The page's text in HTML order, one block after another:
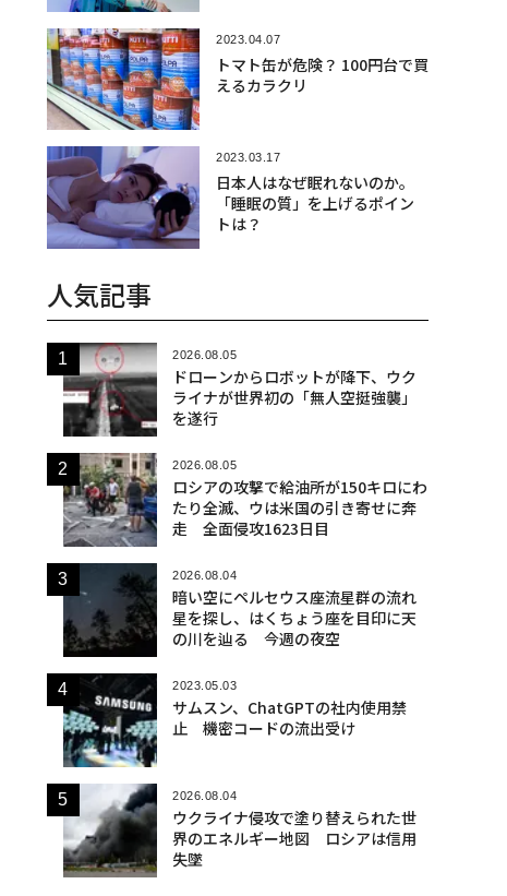
2023.04.07
トマト缶が危険？ 100円台で買
えるカラクリ
2023.03.17
日本人はなぜ眠れないのか。
「睡眠の質」を上げるポイン
トは？
人気記事
2026.08.05
ドローンからロボットが降下、ウク
ライナが世界初の「無人空挺強襲」
を遂行
2026.08.05
ロシアの攻撃で給油所が150キロにわ
たり全滅、ウは米国の引き寄せに奔
走 全面侵攻1623日目
2026.08.04
暗い空にペルセウス座流星群の流れ
星を探し、はくちょう座を目印に天
の川を辿る 今週の夜空
2023.05.03
サムスン、ChatGPTの社内使用禁
止 機密コードの流出受け
2026.08.04
ウクライナ侵攻で塗り替えられた世
界のエネルギー地図 ロシアは信用
失墜